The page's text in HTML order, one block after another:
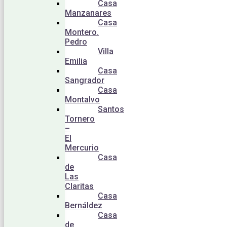
Casa
Manzanares
Casa
Montero.
Pedro
Villa
Emilia
Casa
Sangrador
Casa
Montalvo
Santos
Tornero
–
El
Mercurio
Casa
de
Las
Claritas
Casa
Bernáldez
Casa
de